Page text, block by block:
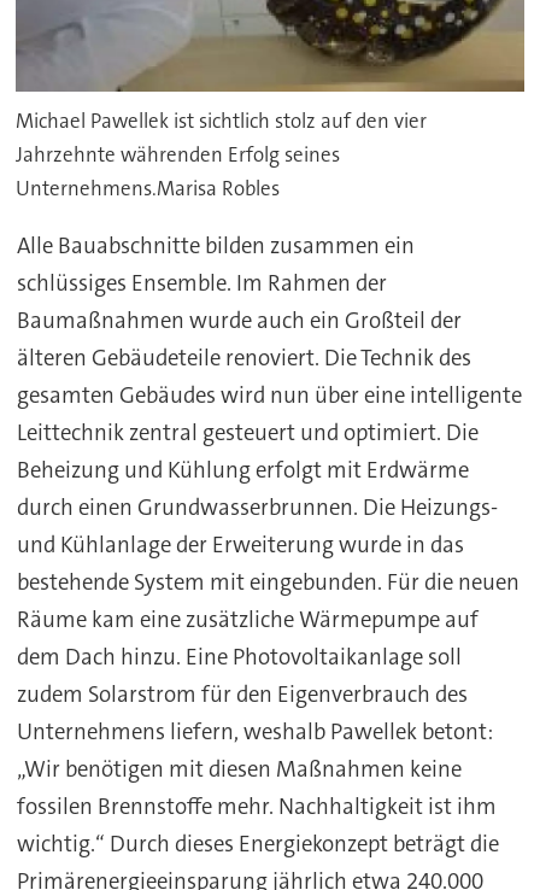
Michael Pawellek ist sichtlich stolz auf den vier
Jahrzehnte währenden Erfolg seines
Unternehmens.Marisa Robles
Alle Bauabschnitte bilden zusammen ein
schlüssiges Ensemble. Im Rahmen der
Baumaßnahmen wurde auch ein Großteil der
älteren Gebäudeteile renoviert. Die Technik des
gesamten Gebäudes wird nun über eine intelligente
Leittechnik zentral gesteuert und optimiert. Die
Beheizung und Kühlung erfolgt mit Erdwärme
durch einen Grundwasserbrunnen. Die Heizungs-
und Kühlanlage der Erweiterung wurde in das
bestehende System mit eingebunden. Für die neuen
Räume kam eine zusätzliche Wärmepumpe auf
dem Dach hinzu. Eine Photovoltaikanlage soll
zudem Solarstrom für den Eigenverbrauch des
Unternehmens liefern, weshalb Pawellek betont:
„Wir benötigen mit diesen Maßnahmen keine
fossilen Brennstoffe mehr. Nachhaltigkeit ist ihm
wichtig.“ Durch dieses Energiekonzept beträgt die
Primärenergieeinsparung jährlich etwa 240.000